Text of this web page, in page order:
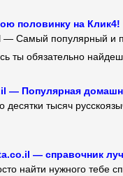
половинку на Клик4!
— Самый популярный и
ты обязательно
— Популярная
десятки тысяч
— справочник
найти нужного тебе